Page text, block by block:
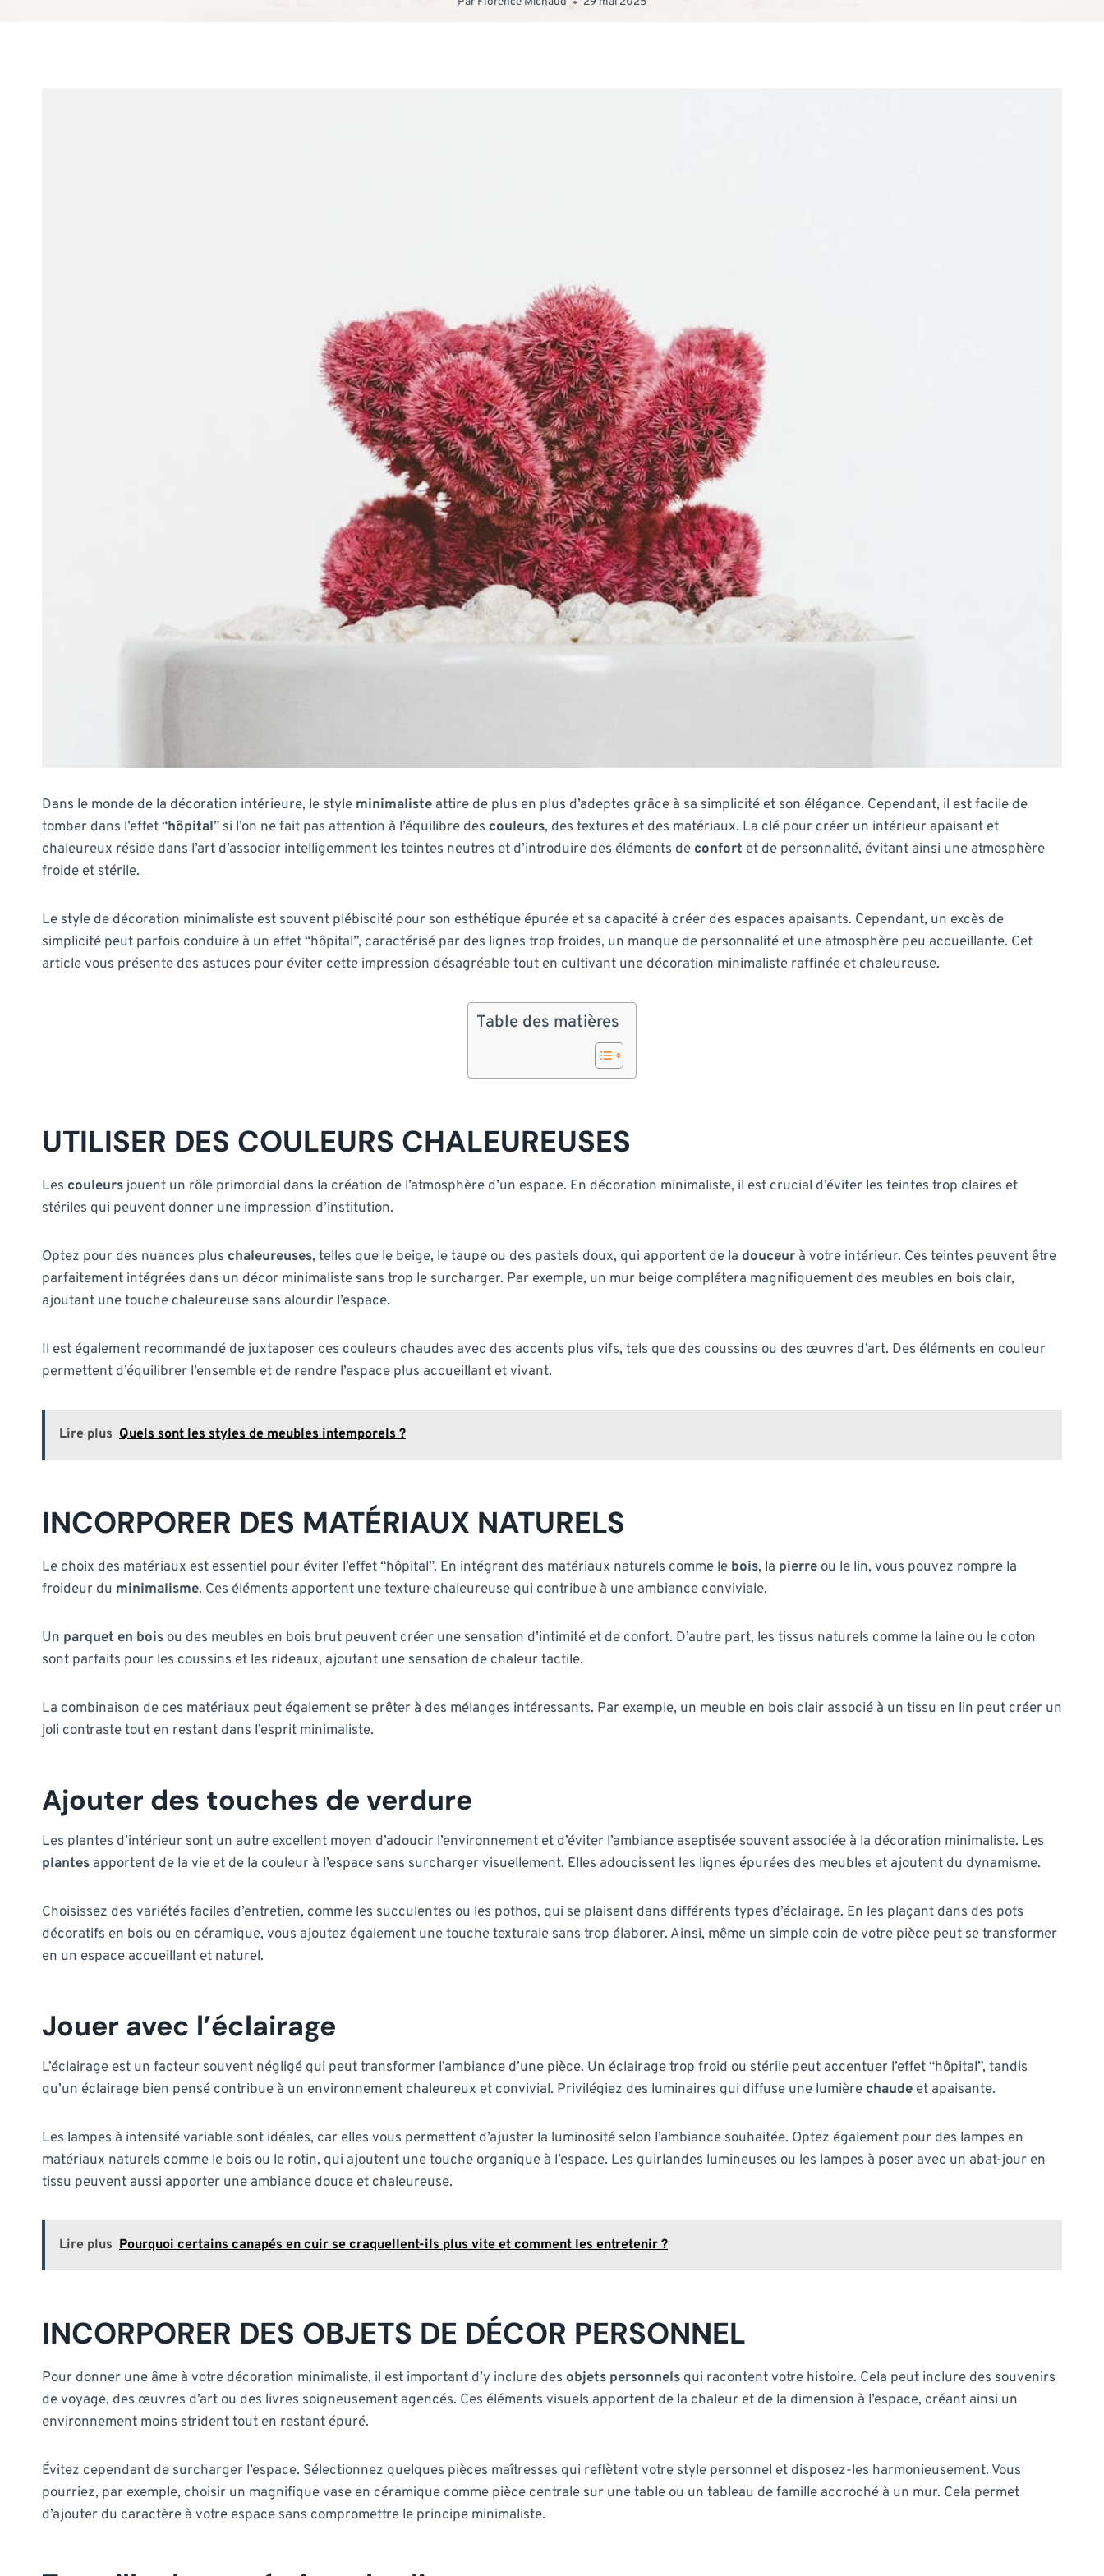
Dans le monde de la décoration intérieure, le style minimaliste attire de plus en plus d’adeptes grâce à sa simplicité et son élégance. Cependant, il est facile de
tomber dans l’effet “hôpital” si l’on ne fait pas attention à l’équilibre des couleurs, des textures et des matériaux. La clé pour créer un intérieur apaisant et
chaleureux réside dans l’art d’associer intelligemment les teintes neutres et d’introduire des éléments de confort et de personnalité, évitant ainsi une atmosphère
froide et stérile.
Le style de décoration minimaliste est souvent plébiscité pour son esthétique épurée et sa capacité à créer des espaces apaisants. Cependant, un excès de
simplicité peut parfois conduire à un effet “hôpital”, caractérisé par des lignes trop froides, un manque de personnalité et une atmosphère peu accueillante. Cet
article vous présente des astuces pour éviter cette impression désagréable tout en cultivant une décoration minimaliste raffinée et chaleureuse.
Table des matières
UTILISER DES COULEURS CHALEUREUSES
Les couleurs jouent un rôle primordial dans la création de l’atmosphère d’un espace. En décoration minimaliste, il est crucial d’éviter les teintes trop claires et
stériles qui peuvent donner une impression d’institution.
Optez pour des nuances plus chaleureuses, telles que le beige, le taupe ou des pastels doux, qui apportent de la douceur à votre intérieur. Ces teintes peuvent être
parfaitement intégrées dans un décor minimaliste sans trop le surcharger. Par exemple, un mur beige complétera magnifiquement des meubles en bois clair,
ajoutant une touche chaleureuse sans alourdir l’espace.
Il est également recommandé de juxtaposer ces couleurs chaudes avec des accents plus vifs, tels que des coussins ou des œuvres d’art. Des éléments en couleur
permettent d’équilibrer l’ensemble et de rendre l’espace plus accueillant et vivant.
Lire plus Quels sont les styles de meubles intemporels ?
INCORPORER DES MATÉRIAUX NATURELS
Le choix des matériaux est essentiel pour éviter l’effet “hôpital”. En intégrant des matériaux naturels comme le bois, la pierre ou le lin, vous pouvez rompre la
froideur du minimalisme. Ces éléments apportent une texture chaleureuse qui contribue à une ambiance conviviale.
Un parquet en bois ou des meubles en bois brut peuvent créer une sensation d’intimité et de confort. D’autre part, les tissus naturels comme la laine ou le coton
sont parfaits pour les coussins et les rideaux, ajoutant une sensation de chaleur tactile.
La combinaison de ces matériaux peut également se prêter à des mélanges intéressants. Par exemple, un meuble en bois clair associé à un tissu en lin peut créer un
joli contraste tout en restant dans l’esprit minimaliste.
Ajouter des touches de verdure
Les plantes d’intérieur sont un autre excellent moyen d’adoucir l’environnement et d’éviter l’ambiance aseptisée souvent associée à la décoration minimaliste. Les
plantes apportent de la vie et de la couleur à l’espace sans surcharger visuellement. Elles adoucissent les lignes épurées des meubles et ajoutent du dynamisme.
Choisissez des variétés faciles d’entretien, comme les succulentes ou les pothos, qui se plaisent dans différents types d’éclairage. En les plaçant dans des pots
décoratifs en bois ou en céramique, vous ajoutez également une touche texturale sans trop élaborer. Ainsi, même un simple coin de votre pièce peut se transformer
en un espace accueillant et naturel.
Jouer avec l’éclairage
L’éclairage est un facteur souvent négligé qui peut transformer l’ambiance d’une pièce. Un éclairage trop froid ou stérile peut accentuer l’effet “hôpital”, tandis
qu’un éclairage bien pensé contribue à un environnement chaleureux et convivial. Privilégiez des luminaires qui diffuse une lumière chaude et apaisante.
Les lampes à intensité variable sont idéales, car elles vous permettent d’ajuster la luminosité selon l’ambiance souhaitée. Optez également pour des lampes en
matériaux naturels comme le bois ou le rotin, qui ajoutent une touche organique à l’espace. Les guirlandes lumineuses ou les lampes à poser avec un abat-jour en
tissu peuvent aussi apporter une ambiance douce et chaleureuse.
Lire plus Pourquoi certains canapés en cuir se craquellent-ils plus vite et comment les entretenir ?
INCORPORER DES OBJETS DE DÉCOR PERSONNEL
Pour donner une âme à votre décoration minimaliste, il est important d’y inclure des objets personnels qui racontent votre histoire. Cela peut inclure des souvenirs
de voyage, des œuvres d’art ou des livres soigneusement agencés. Ces éléments visuels apportent de la chaleur et de la dimension à l’espace, créant ainsi un
environnement moins strident tout en restant épuré.
Évitez cependant de surcharger l’espace. Sélectionnez quelques pièces maîtresses qui reflètent votre style personnel et disposez-les harmonieusement. Vous
pourriez, par exemple, choisir un magnifique vase en céramique comme pièce centrale sur une table ou un tableau de famille accroché à un mur. Cela permet
d’ajouter du caractère à votre espace sans compromettre le principe minimaliste.